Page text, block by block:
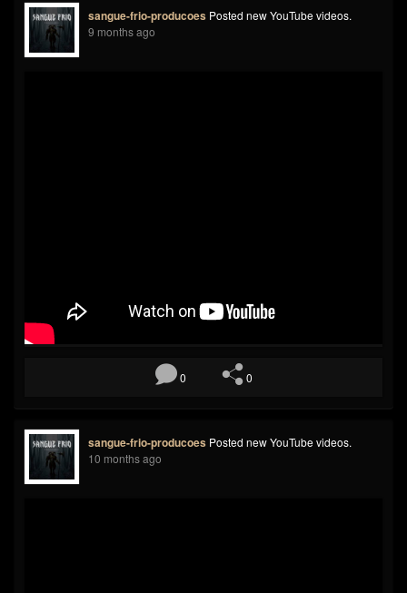
sangue-frio-producoes Posted new YouTube videos.
9 months ago
0 0
sangue-frio-producoes Posted new YouTube videos.
10 months ago